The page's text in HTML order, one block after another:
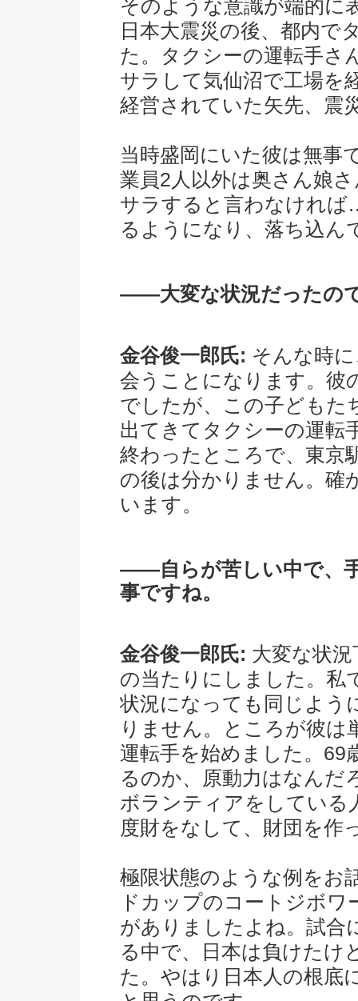
そのような意識が端的に
日本大震災の後、都内で
た。タクシーの運転手さ
サラして気仙沼で工場を
経営されていた矢先、震
当時盛岡にいた彼は無事
業員2人以外は奥さん娘
サラすると言わなけれ
るようになり、落ち込ん
――大変な状況だったの
金谷俊一郎氏: そんな時
会うことになります。彼
でしたが、この子どもた
出てきてタクシーの運転
終わったところで、東京
の後は分かりません。確
います。
――自らが苦しい中で、
事ですね。
金谷俊一郎氏: 大変な状
の当たりにしました。私
状況になっても同じよう
りません。ところが彼は
運転手を始めました。69
るのか、原動力はなんだ
ボランティアをしている
度財をなして、財団を作
極限状態のような例をお
ドカップのコートジボ
がありましたよね。試合
る中で、日本は負けたけ
た。やはり日本人の根底